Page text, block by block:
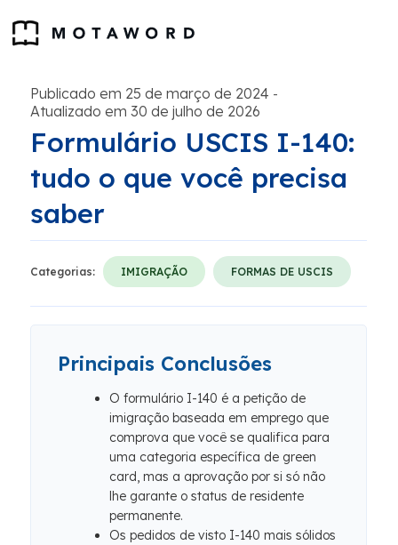
Publicado em 25 de março de 2024 -
Atualizado em 30 de julho de 2026
Formulário USCIS I-140:
tudo o que você precisa
saber
Categorias: IMIGRAÇÃO FORMAS DE USCIS
Principais Conclusões
O formulário I-140 é a petição de
imigração baseada em emprego que
comprova que você se qualifica para
uma categoria específica de green
card, mas a aprovação por si só não
lhe garante o status de residente
permanente.
Os pedidos de visto I-140 mais sólidos